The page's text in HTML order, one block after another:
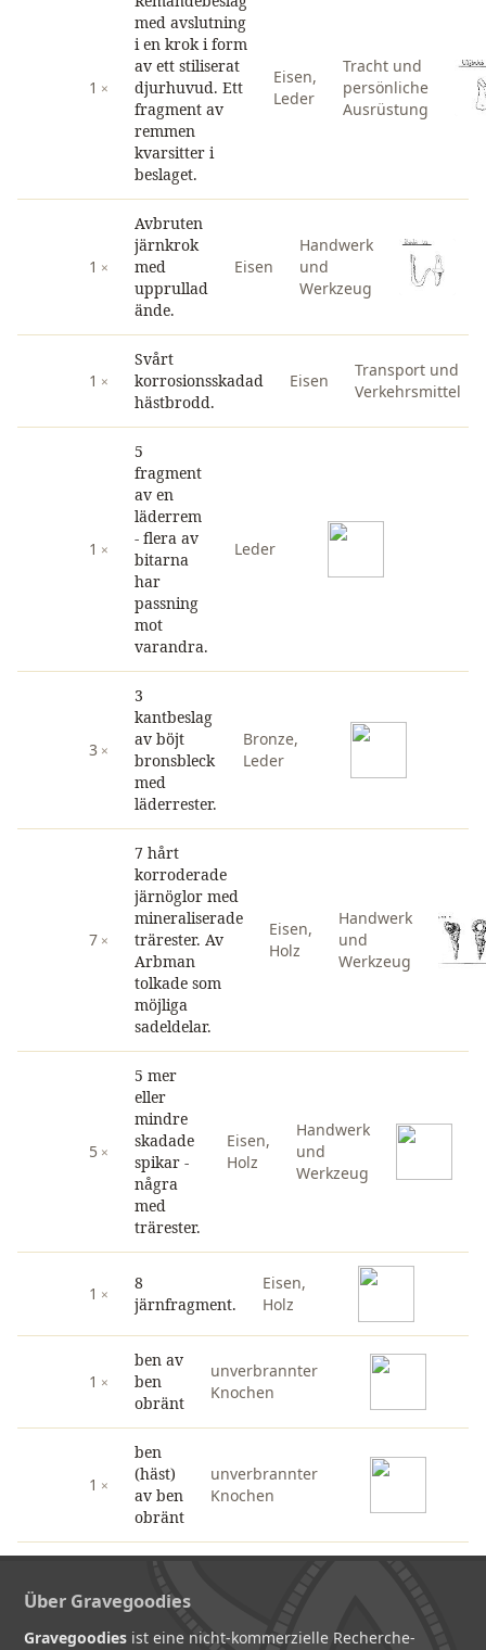
1
med avslutning
i en krok i form
av ett stiliserat
djurhuvud. Ett
fragment av
remmen
kvarsitter i
beslaget.
Eisen,
Leder
Tracht und
persönliche
Ausrüstung
1
Avbruten
järnkrok
med
upprullad
ände.
Eisen
Handwerk
und
Werkzeug
1
Svårt
korrosionsskadad
hästbrodd.
Eisen
Transport und
Verkehrsmittel
1
5
fragment
av en
läderrem
- flera av
bitarna
har
passning
mot
varandra.
Leder
3
3
kantbeslag
av böjt
bronsbleck
med
läderrester.
Bronze,
Leder
7
7 hårt
korroderade
järnöglor med
mineraliserade
trärester. Av
Arbman
tolkade som
möjliga
sadeldelar.
Eisen,
Holz
Handwerk
und
Werkzeug
5
5 mer
eller
mindre
skadade
spikar -
några
med
trärester.
Eisen,
Holz
Handwerk
und
Werkzeug
1
8
järnfragment.
Eisen,
Holz
1
ben av
ben
obränt
unverbrannter
Knochen
1
ben
(häst)
av ben
obränt
unverbrannter
Knochen
Über Gravegoodies
Gravegoodies ist eine nicht-kommerzielle Recherche-